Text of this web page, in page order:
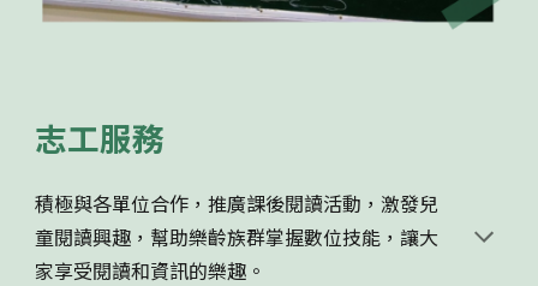
志工服務
積極與各單位合作，推廣課後閱讀活動，激發兒
童閱讀興趣，幫助樂齡族群掌握數位技能，讓大
家享受閱讀和資訊的樂趣。